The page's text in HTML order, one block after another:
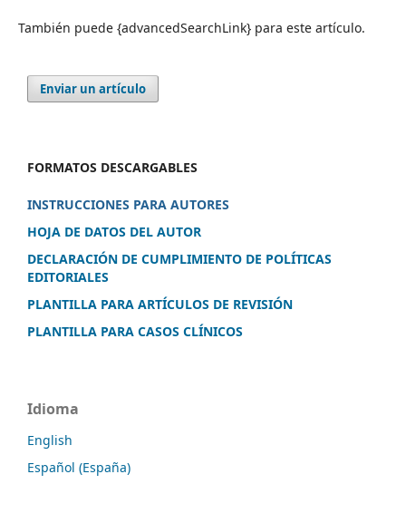
También puede {advancedSearchLink} para este artículo.
Enviar un artículo
FORMATOS DESCARGABLES
INSTRUCCIONES PARA AUTORES
HOJA DE DATOS DEL AUTOR
DECLARACIÓN DE CUMPLIMIENTO DE POLÍTICAS
EDITORIALES
PLANTILLA PARA ARTÍCULOS DE REVISIÓN
PLANTILLA PARA CASOS CLÍNICOS
Idioma
English
Español (España)